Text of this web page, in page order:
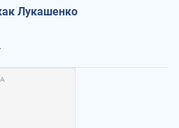
Лукашенко